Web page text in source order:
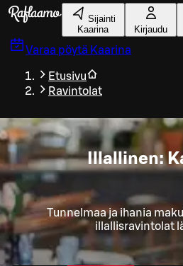
Siirry pääsisältöön
Sijainti
Kaarina
Kirjaudu
Varaa pöytä Kaarina
Etusivu
Ravintolat
Illallinen:
Tunnelmaa ja ihania
illallisravintolat